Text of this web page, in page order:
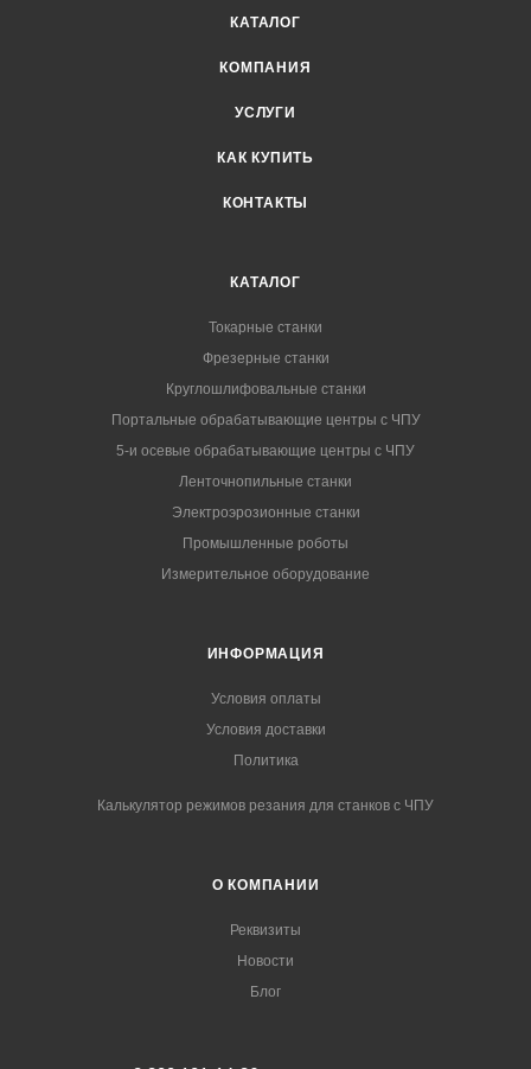
КАТАЛОГ
КОМПАНИЯ
УСЛУГИ
КАК КУПИТЬ
КОНТАКТЫ
КАТАЛОГ
Токарные станки
Фрезерные станки
Круглошлифовальные станки
Портальные обрабатывающие центры с ЧПУ
5-и осевые обрабатывающие центры с ЧПУ
Ленточнопильные станки
Электроэрозионные станки
Промышленные роботы
Измерительное оборудование
ИНФОРМАЦИЯ
Условия оплаты
Условия доставки
Политика
Калькулятор режимов резания для станков с ЧПУ
О КОМПАНИИ
Реквизиты
Новости
Блог